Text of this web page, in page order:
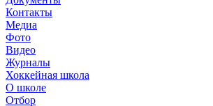
Контакты
Медиа
Фото
Видео
Журналы
Хоккейная школа
О школе
Отбор